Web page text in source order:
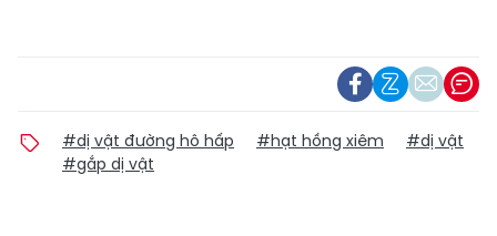
#dị vật đường hô hấp #hạt hồng xiêm
#dị vật
#gắp dị vật